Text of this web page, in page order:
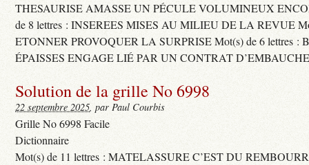
THESAURISE AMASSE UN PÉCULE VOLUMINEUX
de 8 lettres : INSEREES MISES AU MILIEU DE LA REVUE
ETONNER PROVOQUER LA SURPRISE Mot(s) de 6 lettres :
ÉPAISSES ENGAGE LIÉ PAR UN CONTRAT
Solution de la grille No 6998
22 septembre 2025, par Paul Courbis
Grille No 6998 Facile
Dictionnaire
Mot(s) de 11 lettres : MATELASSURE C’EST DU